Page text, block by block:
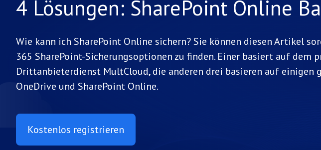
4 Lösungen: SharePoint Online
Wie kann ich SharePoint Online sichern? Sie können diesen Artikel
365 SharePoint-Sicherungsoptionen zu finden. Einer basiert auf dem
Drittanbieterdienst MultCloud, die anderen drei basieren auf einigen
OneDrive und SharePoint Online.
Kostenlos registrieren